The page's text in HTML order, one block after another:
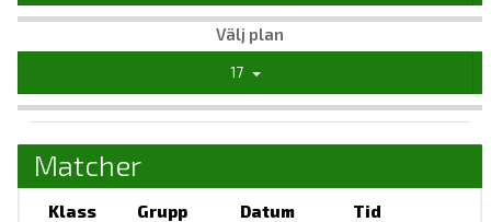
Välj plan
17
Matcher
Klass Grupp Datum Tid